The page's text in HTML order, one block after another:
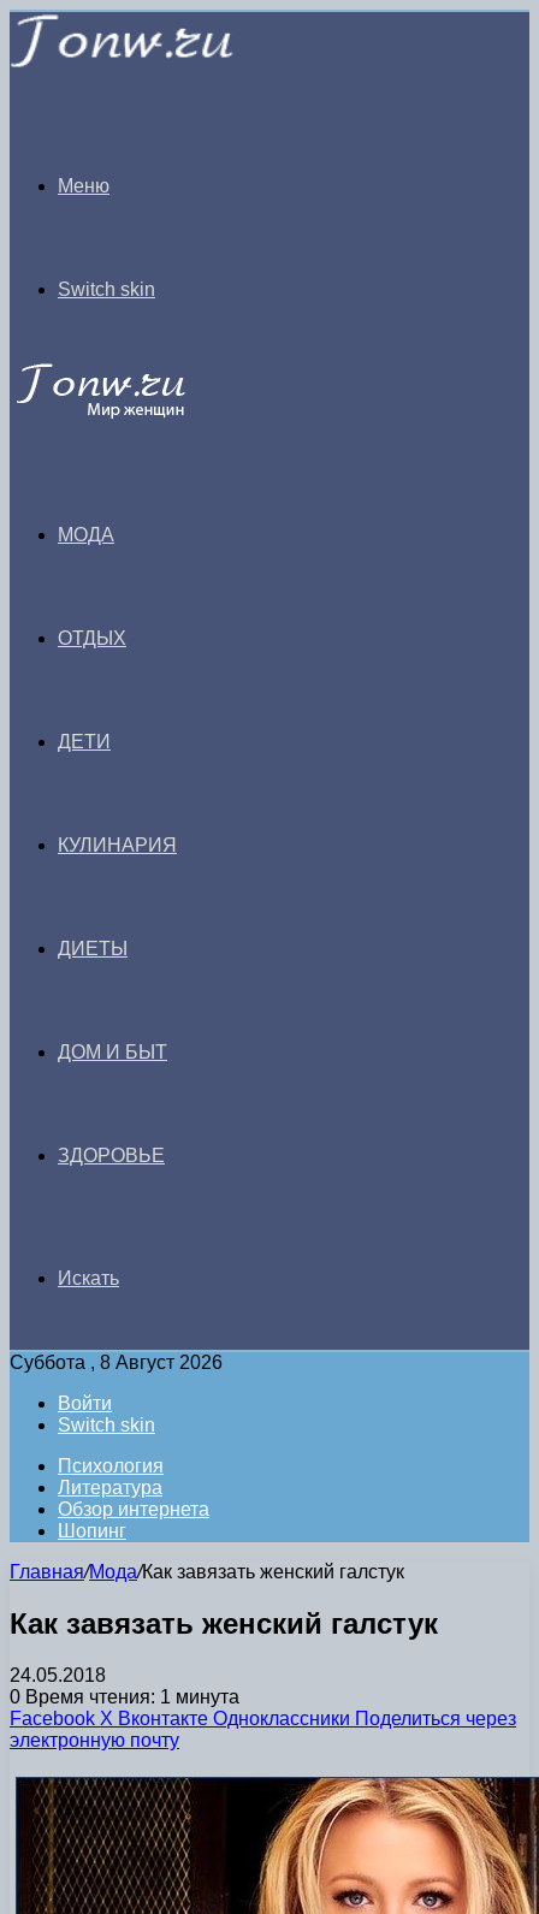
Меню
Switch skin
МОДА
ОТДЫХ
ДЕТИ
КУЛИНАРИЯ
ДИЕТЫ
ДОМ И БЫТ
ЗДОРОВЬЕ
Искать
Суббота , 8 Август 2026
Войти
Switch skin
Психология
Литература
Обзор интернета
Шопинг
Главная/Мода/Как завязать женский галстук
Как завязать женский галстук
24.05.2018
0 Время чтения: 1 минута
Facebook X Вконтакте Одноклассники Поделиться через
электронную почту